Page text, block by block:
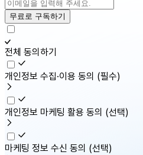
무료로 구독하기
전체 동의하기
개인정보 수집·이용 동의 (필수)
개인정보 마케팅 활용 동의 (선택)
마케팅 정보 수신 동의 (선택)